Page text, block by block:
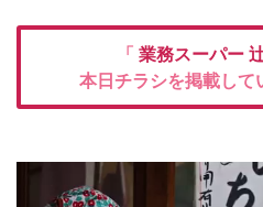
「 業務スーパー
本日チラシを掲載して